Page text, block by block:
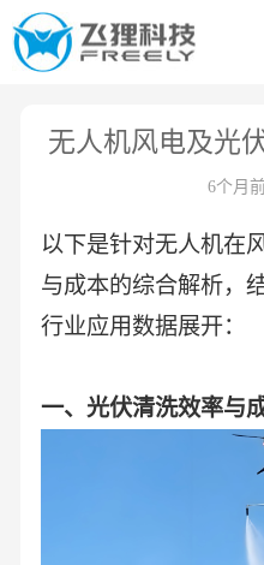
无人机风电及光
6个月
以下是针对无人机在
与成本的综合解析，
行业应用数据展开：
一、光伏清洗效率与